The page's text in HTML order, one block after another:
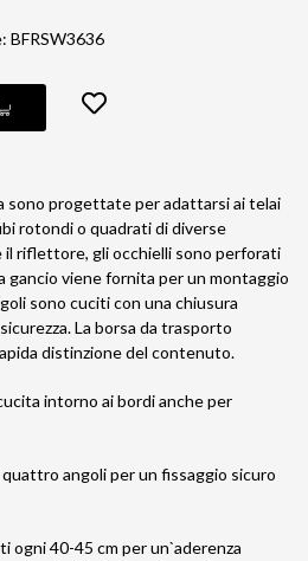
BFRSW3636
sono progettate per adattarsi ai telai
rotondi o quadrati di diverse
il riflettore, gli occhielli sono perforati
gancio viene fornita per un montaggio
sono cuciti con una chiusura
La borsa da trasporto
distinzione del contenuto.
intorno ai bordi anche per
angoli per un fissaggio sicuro
ogni 40-45 cm per un`aderenza